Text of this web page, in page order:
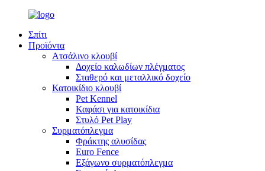
Σπίτι
Προϊόντα
Ατσάλινο κλουβί
Δοχείο καλωδίων πλέγματος
Σταθερό και μεταλλικό δοχείο
Κατοικίδιο κλουβί
Pet Kennel
Καφάσι για κατοικίδια
Στυλό Pet Play
Συρματόπλεγμα
Φράκτης αλυσίδας
Euro Fence
Εξάγωνο συρματόπλεγμα